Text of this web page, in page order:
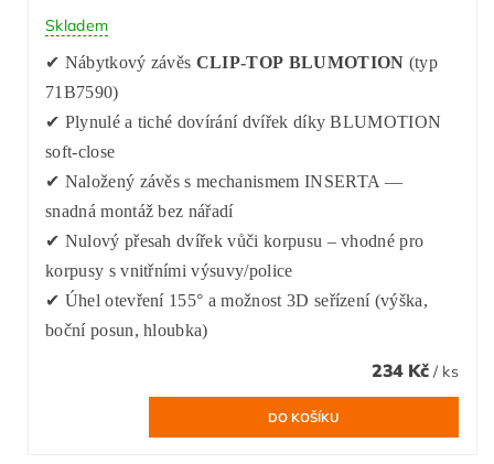
Skladem
✔ Nábytkový závěs CLIP-TOP BLUMOTION (typ
71B7590)
✔ Plynulé a tiché dovírání dvířek díky BLUMOTION
soft-close
✔ Naložený závěs s mechanismem INSERTA —
snadná montáž bez nářadí
✔ Nulový přesah dvířek vůči korpusu – vhodné pro
korpusy s vnitřními výsuvy/police
✔ Úhel otevření 155° a možnost 3D seřízení (výška,
boční posun, hloubka)
234 Kč / ks